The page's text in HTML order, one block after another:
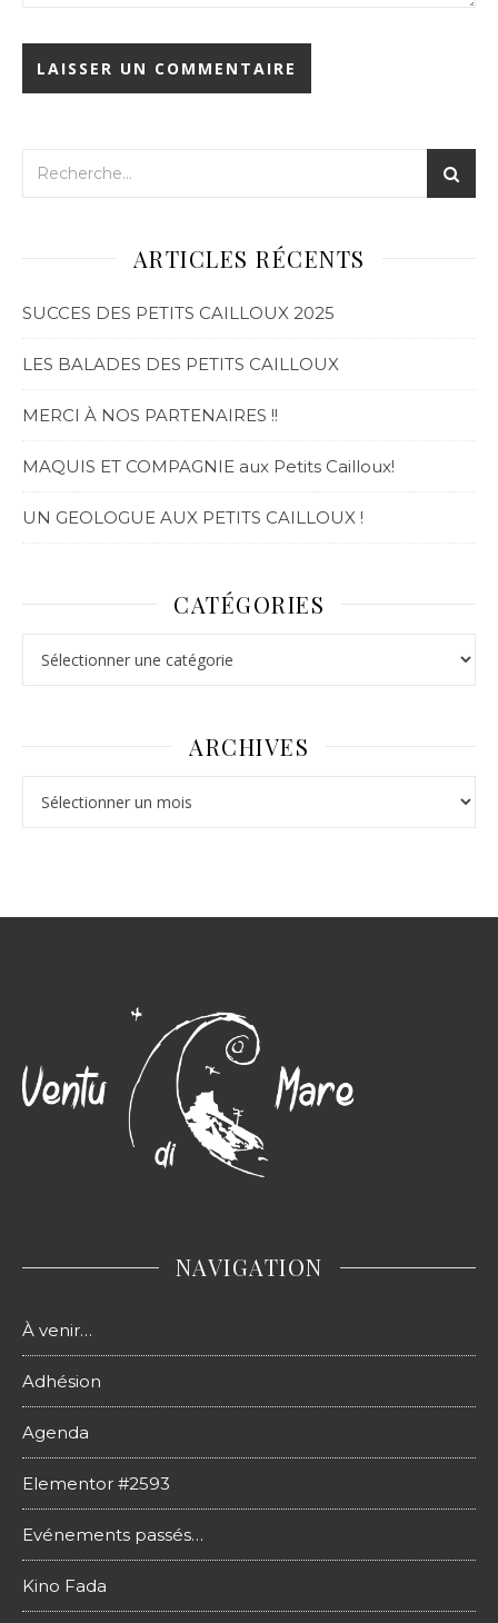
ARTICLES RÉCENTS
SUCCES DES PETITS CAILLOUX 2025
LES BALADES DES PETITS CAILLOUX
MERCI À NOS PARTENAIRES !!
MAQUIS ET COMPAGNIE aux Petits Cailloux!
UN GEOLOGUE AUX PETITS CAILLOUX !
CATÉGORIES
ARCHIVES
NAVIGATION
À venir…
Adhésion
Agenda
Elementor #2593
Evénements passés…
Kino Fada